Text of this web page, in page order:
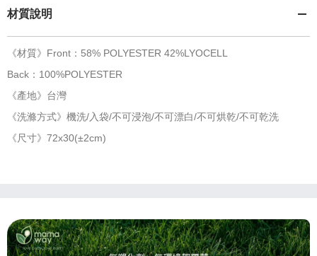
材質說明
《材質》Front：58% POLYESTER 42%LYOCELL
Back：100%POLYESTER
《產地》台灣
《洗滌方式》機洗/入袋/不可浸泡/不可漂白/不可烘乾/不可乾洗
《尺寸》72x30(±2cm)